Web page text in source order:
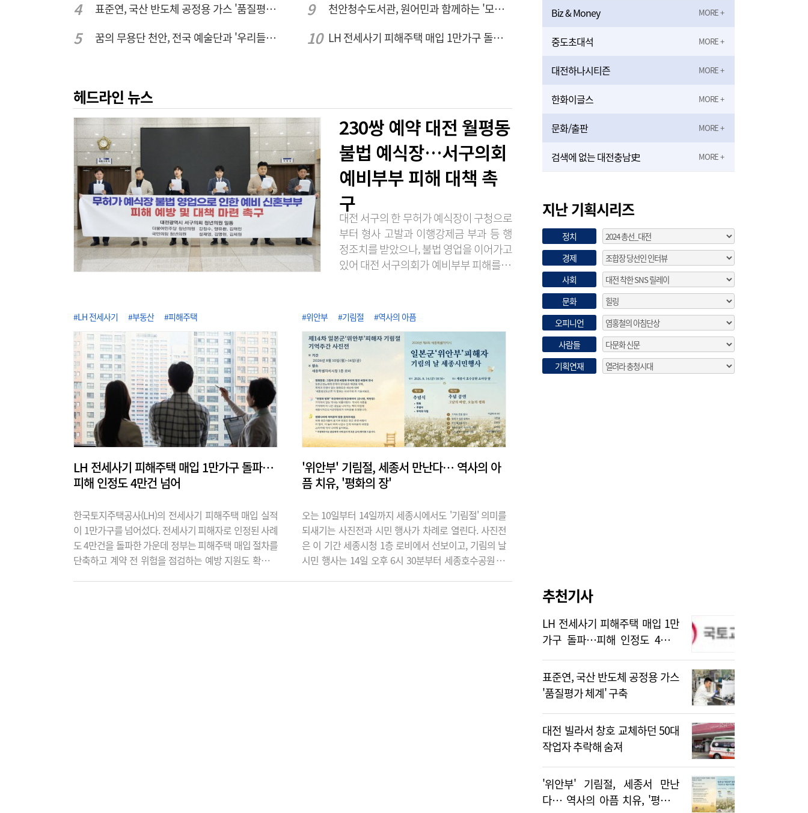
표준연, 국산 반도체 공정용 가스 '품질평가 체계' 구축
꿈의 무용단 천안, 전국 예술단과 '우리들의 하모니' 선보여
천안청수도서관, 원어민과 함께하는 '모든 영어 모든 독서' 운영
LH 전세사기 피해주택 매입 1만가구 돌파…피해 인정도 4만건 넘어
헤드라인 뉴스
230쌍 예약 대전 월평동
불법 예식장…서구의회
예비부부 피해 대책 촉
구
대전 서구의 한 무허가 예식장이 구청으로
부터 형사 고발과 이행강제금 부과 등 행
정조치를 받았으나, 불법 영업을 이어가고
있어 대전 서구의회가 예비부부 피해를 막
앞에서 적법한 영업 신고를 하지 않은 채
한 소비자 피해 방지와 유사 사례를 막기
위한 대책이 필요하다고 강조했다. 앞서
해당 업체는 공연장 용도로 건축 허가를
받았으나 예식 영업을 했고, 일반음식점
영업 신고 없이 음식을 조리하고 제공 했
다. 서구청은..
#LH 전세사기 #부동산 #피해주택
LH 전세사기 피해주택 매입 1만가구 돌파…
피해 인정도 4만건 넘어
한국토지주택공사(LH)의 전세사기 피해주택 매입 실적
이 1만가구를 넘어섰다. 전세사기 피해자로 인정된 사례
도 4만건을 돌파한 가운데 정부는 피해주택 매입 절차를
단축하고 계약 전 위험을 점검하는 예방 지원도 확대하
#위안부 #기림절 #역사의 아픔
'위안부' 기림절, 세종서 만난다… 역사의 아
픔 치유, '평화의 장'
오는 10일부터 14일까지 세종시에서도 '기림절' 의미를
되새기는 사진전과 시민 행사가 차례로 열린다. 사진전
은 이 기간 세종시청 1층 로비에서 선보이고, 기림의 날
시민 행사는 14일 오후 6시 30분부터 세종호수공원 앞
Biz & Money
중도초대석
대전하나시티즌
한화이글스
문화/출판
검색에 없는 대전충남史
지난 기획시리즈
정치
경제
사회
문화
오피니언
사람들
기획연재
추천기사
LH 전세사기 피해주택 매입 1만
가구 돌파…피해 인정도 4만건
넘어
표준연, 국산 반도체 공정용 가스
'품질평가 체계' 구축
대전 빌라서 창호 교체하던 50대
작업자 추락해 숨져
'위안부' 기림절, 세종서 만난
다… 역사의 아픔 치유, '평화의